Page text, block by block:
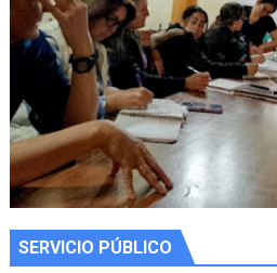
SERVICIO PÚBLICO